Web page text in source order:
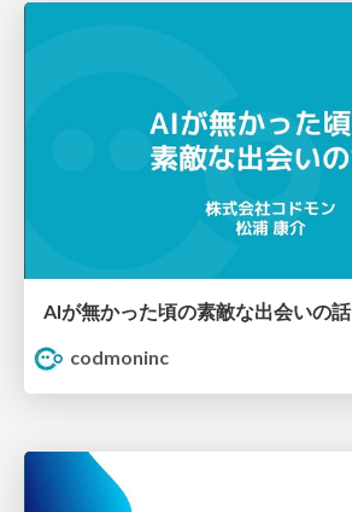
AIが無かった頃の素敵な出会いの話
codmoninc